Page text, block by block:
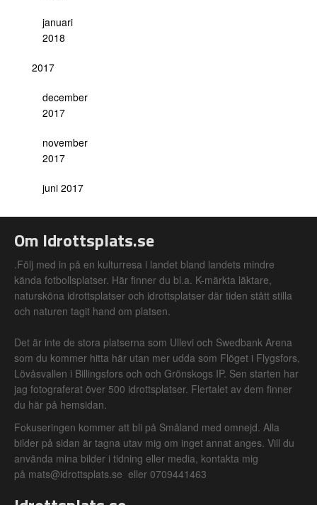
januari
2018
2017
december
2017
november
2017
juni 2017
Om Idrottsplats.se
.Följ med in på en kulturresa i landet bland landets mindre
kända fotbollsplatser. Här finner du bl.a. K-märkta läktare,
natursköna idrottsplatser och idrottsplatser där tiden stått stilla
och naturen tagit hand om platsen.
Det är inte de stora platserna som Ullevi och Swedbank Arena
som du kommer hitta här utan mer udda som Flöget i Flygsfors,
Lövåsvallen i Billingsfors och och Grönskogs IP. Sen starten har
jag fotograferat över 500 idrottsplatser. Flertalet av dem finner
du här på hemsidan.
Fokuseringen kommer att bli på Småland med omnejd. Alla
bilder på sidan är tagna utav mig om inget annat anges. Vill du
använda mina bilder i tidning eller media, kontakta mig
på mats@idrottsplats.se eller 0709441463